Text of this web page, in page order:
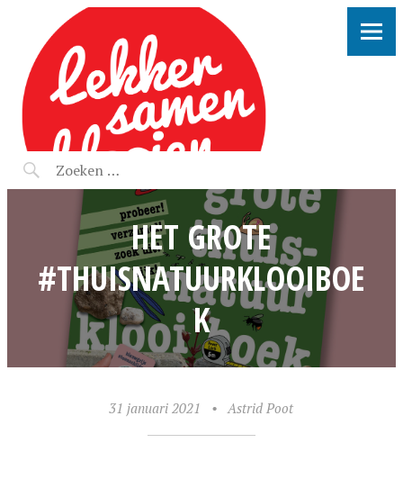
LEKKER SAMEN KLOOIEN
HET GROTE
#THUISNATUURKLOOIBOE
K
31 januari 2021 • Astrid Poot